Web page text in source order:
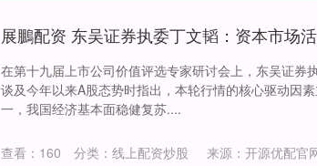
在第十九届上市公司价值评选专家研讨会上，东吴证券
谈及今年以来A股态势时指出，本轮行情的核心驱动因
一，我国经济基本面稳健复苏....
来源：开源优配官
查看： 160 分类： 线上配资炒股